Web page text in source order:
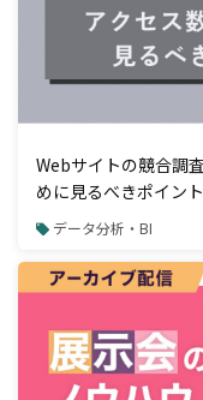
Webサイトの競合調
めに見るべきポイント
データ分析・BI